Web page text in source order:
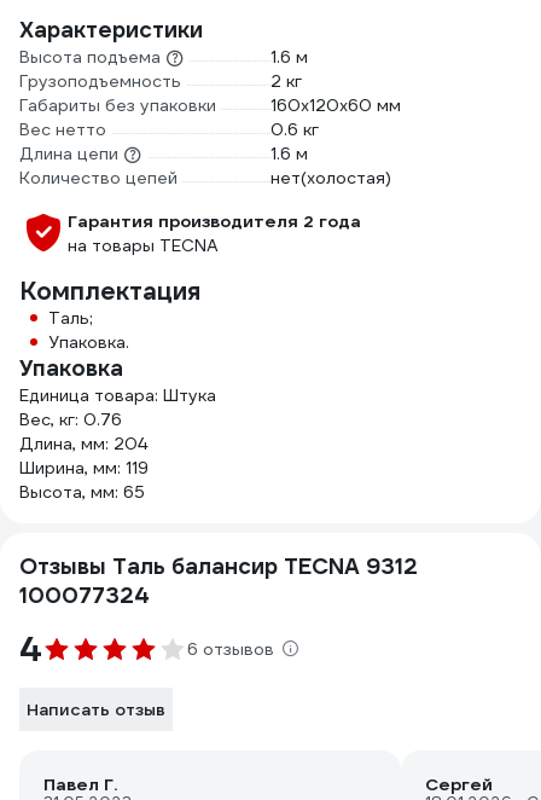
Характеристики
Высота подъема
1.6 м
Грузоподъемность
2 кг
Габариты без упаковки
160x120x60 мм
Вес нетто
0.6 кг
Длина цепи
1.6 м
Количество цепей
нет(холостая)
Гарантия производителя 2 года
на товары TECNA
Комплектация
Таль;
Упаковка.
Упаковка
Единица товара: Штука
Вес, кг: 0.76
Длина, мм: 204
Ширина, мм: 119
Высота, мм: 65
Отзывы Таль балансир TECNA 9312
100077324
4 6 отзывов
Написать отзыв
Павел Г. Сергей